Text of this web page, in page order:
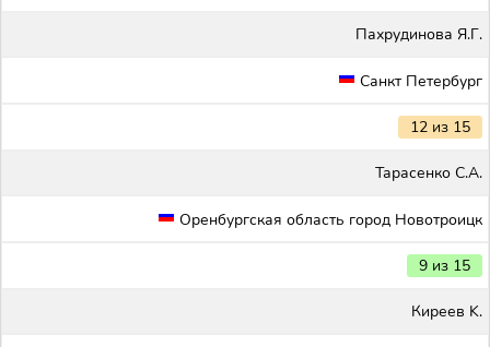
Пахрудинова Я.Г.
Санкт Петербург
12 из 15
Тарасенко С.А.
Оренбургская область город Новотроицк
9 из 15
Киреев K.